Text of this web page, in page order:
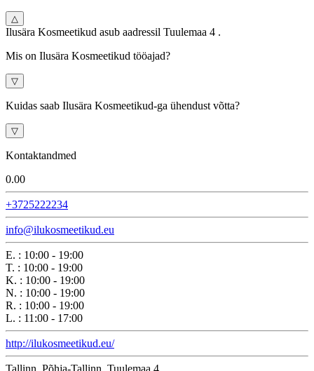
△
Ilusära Kosmeetikud asub aadressil Tuulemaa 4 .
Mis on Ilusära Kosmeetikud tööajad?
▽
Kuidas saab Ilusära Kosmeetikud-ga ühendust võtta?
▽
Kontaktandmed
0.00
+3725222234
info@ilukosmeetikud.eu
E. : 10:00 - 19:00
T. : 10:00 - 19:00
K. : 10:00 - 19:00
N. : 10:00 - 19:00
R. : 10:00 - 19:00
L. : 11:00 - 17:00
http://ilukosmeetikud.eu/
Tallinn, Põhja-Tallinn, Tuulemaa 4